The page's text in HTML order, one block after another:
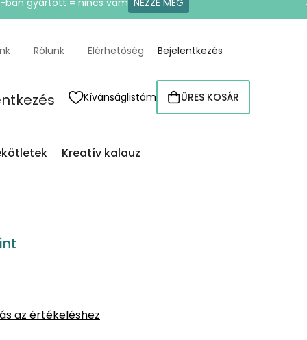
ban gyártott = nincs vám NÉZZE MEG
Rólunk Elérhetőség Bejelentkezés
Kívánságlistám KOSÁR
ÜRES KOSÁR
Kreatív kalauz
az értékeléshez